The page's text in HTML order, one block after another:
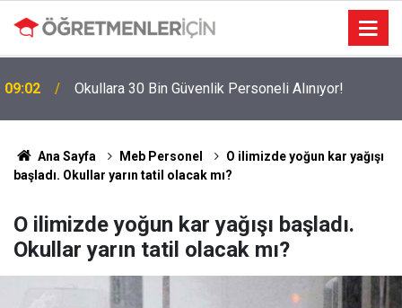
19:01
Öncelik Hangi Alanın Oldu?
Ana Sayfa Meb Personel
O ilimizde yoğun kar yağışı
başladı. Okullar yarın tatil olacak mı?
O ilimizde yoğun kar yağışı başladı.
Okullar yarın tatil olacak mı?